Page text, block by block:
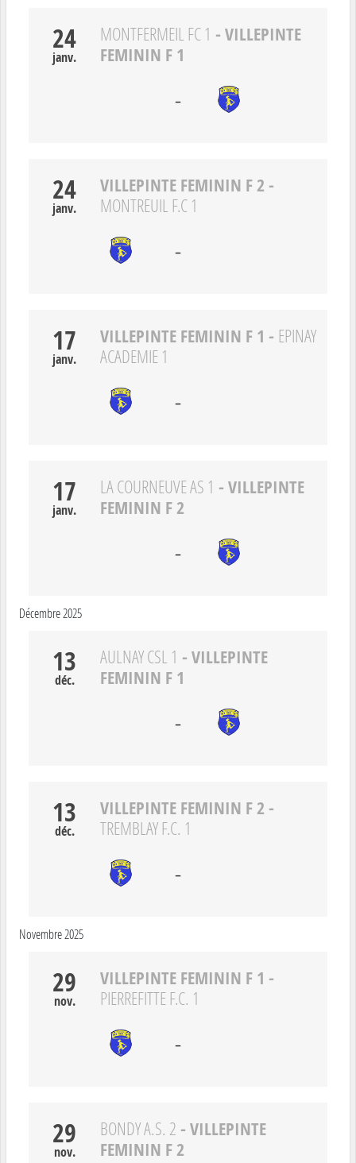
24
janv.
MONTFERMEIL FC 1 - VILLEPINTE
FEMININ F 1
-
24
janv.
VILLEPINTE FEMININ F 2 -
MONTREUIL F.C 1
-
17
janv.
VILLEPINTE FEMININ F 1 - EPINAY
ACADEMIE 1
-
17
janv.
LA COURNEUVE AS 1 - VILLEPINTE
FEMININ F 2
-
Décembre 2025
13
déc.
AULNAY CSL 1 - VILLEPINTE
FEMININ F 1
-
13
déc.
VILLEPINTE FEMININ F 2 -
TREMBLAY F.C. 1
-
Novembre 2025
29
nov.
VILLEPINTE FEMININ F 1 -
PIERREFITTE F.C. 1
-
29
nov.
BONDY A.S. 2 - VILLEPINTE
FEMININ F 2